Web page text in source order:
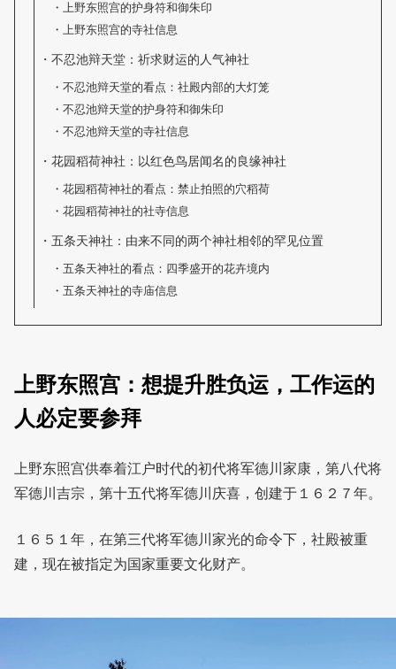
上野东照宫的护身符和御朱印
上野东照宫的寺社信息
不忍池辩天堂：祈求财运的人气神社
不忍池辩天堂的看点：社殿内部的大灯笼
不忍池辩天堂的护身符和御朱印
不忍池辩天堂的寺社信息
花园稻荷神社：以红色鸟居闻名的良缘神社
花园稻荷神社的看点：禁止拍照的穴稻荷
花园稻荷神社的社寺信息
五条天神社：由来不同的两个神社相邻的罕见位置
五条天神社的看点：四季盛开的花卉境内
五条天神社的寺庙信息
上野东照宫：想提升胜负运，工作运的
人必定要参拜
上野东照宫供奉着江户时代的初代将军德川家康，第八代将
军德川吉宗，第十五代将军德川庆喜，创建于１６２７年。
１６５１年，在第三代将军德川家光的命令下，社殿被重
建，现在被指定为国家重要文化财产。